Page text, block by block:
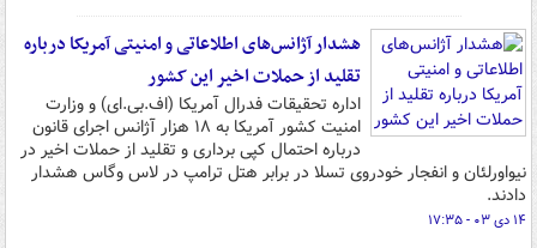
هشدار آژانس‌های اطلاعاتی و امنیتی آمریکا درباره
تقلید از حملات اخیر این کشور
اداره تحقیقات فدرال آمریکا (اف.بی.ای) و وزارت
امنیت کشور آمریکا به ۱۸ هزار آژانس اجرای قانون
درباره احتمال کپی برداری و تقلید از حملات اخیر در
نیواورلئان و انفجار خودروی تسلا در برابر هتل ترامپ در لاس وگاس هشدار
دادند.
۱۴ دی ۰۳ - ۱۷:۳۵